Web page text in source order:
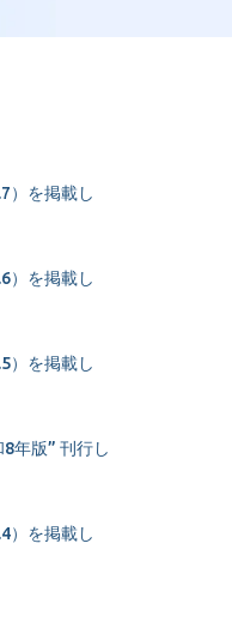
）を掲載し
）を掲載し
）を掲載し
年版” 刊行し
）を掲載し